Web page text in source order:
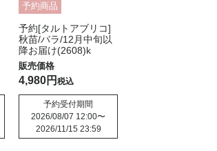
予約商品
予約[タルトアブリコ]
秋苗/バラ/12月中旬以
降お届け(2608)k
4,980 税込
予約受付期間
2026/08/07 12:00〜
2026/11/15 23:59